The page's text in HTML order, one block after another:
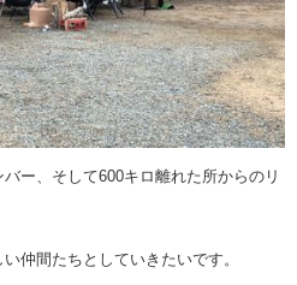
ー、そして600キロ離れた所からのリ
仲間たちとしていきたいです。